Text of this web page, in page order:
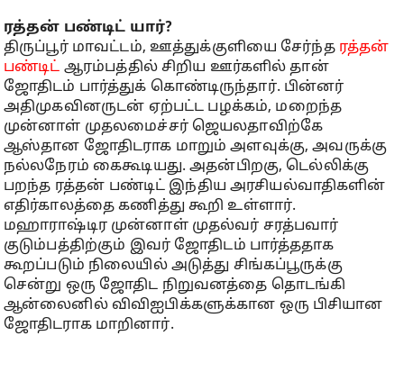
ரத்தன் பண்டிட் யார்?
திருப்பூர் மாவட்டம், ஊத்துக்குளியை சேர்ந்த ரத்தன்
பண்டிட் ஆரம்பத்தில் சிறிய ஊர்களில் தான்
ஜோதிடம் பார்த்துக் கொண்டிருந்தார். பின்னர்
அதிமுகவினருடன் ஏற்பட்ட பழக்கம், மறைந்த
முன்னாள் முதலமைச்சர் ஜெயலதாவிற்கே
ஆஸ்தான ஜோதிடராக மாறும் அளவுக்கு, அவருக்கு
நல்லநேரம் கைகூடியது. அதன்பிறகு, டெல்லிக்கு
பறந்த ரத்தன் பண்டிட் இந்திய அரசியல்வாதிகளின்
எதிர்காலத்தை கணித்து கூறி உள்ளார்.
மஹாராஷ்டிர முன்னாள் முதல்வர் சரத்பவார்
குடும்பத்திற்கும் இவர் ஜோதிடம் பார்த்ததாக
கூறப்படும் நிலையில் அடுத்து சிங்கப்பூருக்கு
சென்று ஒரு ஜோதிட நிறுவனத்தை தொடங்கி
ஆன்லைனில் விவிஐபிக்களுக்கான ஒரு பிசியான
ஜோதிடராக மாறினார்.